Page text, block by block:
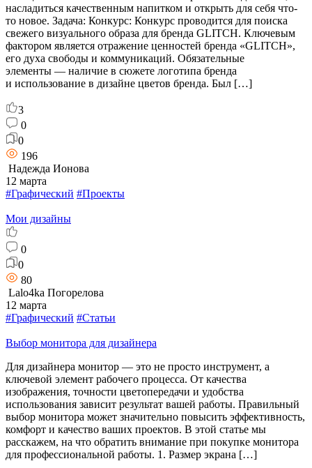
насладиться качественным напитком и открыть для себя что-
то новое. Задача: Конкурс: Конкурс проводится для поиска
свежего визуального образа для бренда GLITCH. Ключевым
фактором является отражение ценностей бренда «GLITCH»,
его духа свободы и коммуникаций. Обязательные
элементы — наличие в сюжете логотипа бренда
и использование в дизайне цветов бренда. Был […]
3
0
0
196
Надежда Ионова
12 марта
#Графический #Проекты
Мои дизайны
0
0
80
Lalo4ka Погорелова
12 марта
#Графический #Статьи
Выбор монитора для дизайнера
Для дизайнера монитор — это не просто инструмент, а
ключевой элемент рабочего процесса. От качества
изображения, точности цветопередачи и удобства
использования зависит результат вашей работы. Правильный
выбор монитора может значительно повысить эффективность,
комфорт и качество ваших проектов. В этой статье мы
расскажем, на что обратить внимание при покупке монитора
для профессиональной работы. 1. Размер экрана […]